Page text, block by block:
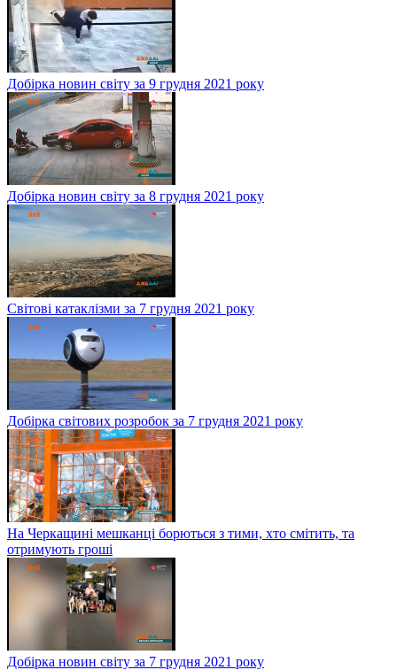
Добірка новин світу за 9 грудня 2021 року
Добірка новин світу за 8 грудня 2021 року
Світові катаклізми за 7 грудня 2021 року
Добірка світових розробок за 7 грудня 2021 року
На Черкащині мешканці борються з тими, хто смітить, та
отримують гроші
Добірка новин світу за 7 грудня 2021 року